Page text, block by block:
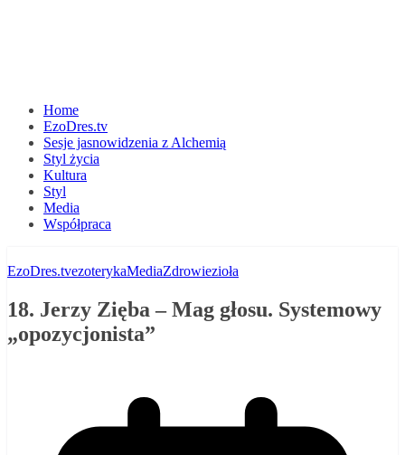
Home
EzoDres.tv
Sesje jasnowidzenia z Alchemią
Styl życia
Kultura
Styl
Media
Współpraca
EzoDres.tvezoterykaMediaZdrowiezioła
18. Jerzy Zięba – Mag głosu. Systemowy
„opozycjonista”